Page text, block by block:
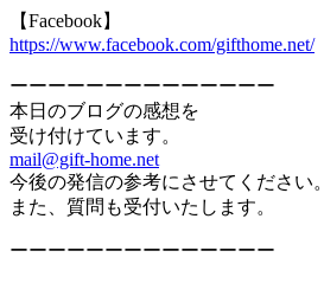
【Facebook】
https://www.facebook.com/gifthome.net/
ーーーーーーーーーーーーーー
本日のブログの感想を
受け付けています。
mail@gift-home.net
今後の発信の参考にさせてください。
また、質問も受付いたします。
ーーーーーーーーーーーーーー